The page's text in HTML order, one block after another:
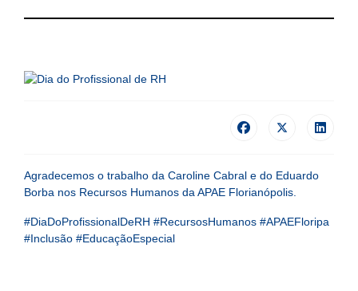
Agradecemos o trabalho da Caroline Cabral e do Eduardo
Borba nos Recursos Humanos da APAE Florianópolis.
#DiaDoProfissionalDeRH #RecursosHumanos #APAEFloripa
#Inclusão #EducaçãoEspecial